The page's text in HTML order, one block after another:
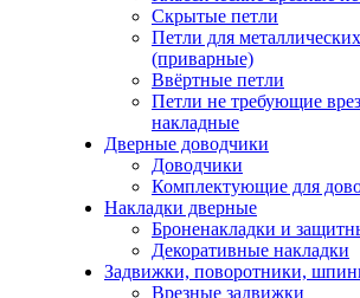
Скрытые петли
Петли для
(приварные)
Ввёртные петли
Петли не требующие
накладные
Дверные доводчики
Доводчики
Комплектующие для
Накладки дверные
Броненакладки и
Декоративные накладки
Задвижки, поворотники,
Врезные задвижки